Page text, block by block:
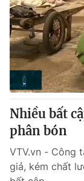
Thế giới
Tin tức
Thế giới đó đây
Câu chuyện
Kinh tế
Tài chính
Thị trường
Góc doanh
Dữ liệu và
Truyền hình
Phim VTV
Hậu trường
Giải trí
Điện ảnh
Nhiều bất
phân bón
VTV.vn - Công
giả, kém chất